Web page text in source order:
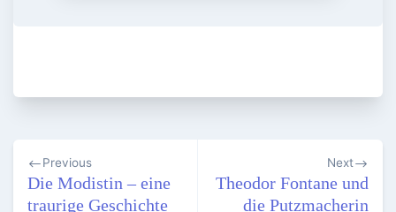
Previous
Die Modistin – eine
traurige Geschichte
Next
Theodor Fontane und
die Putzmacherin